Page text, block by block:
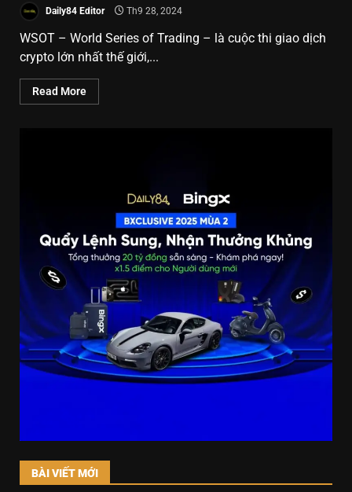
Daily84 Editor Th9 28, 2024
WSOT – World Series of Trading – là cuộc thi giao dịch
crypto lớn nhất thế giới,...
Read More
BÀI VIẾT MỚI